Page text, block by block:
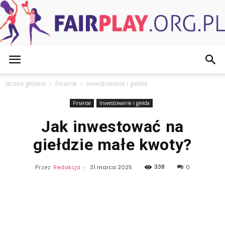
Strona główna Finanse Inwestowanie i giełda
Finanse Inwestowanie i giełda
Jak inwestować na
giełdzie małe kwoty?
Przez Redakcja - 31 marca 2025 338 0